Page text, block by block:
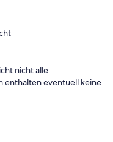
nicht alle
enthalten eventuell keine